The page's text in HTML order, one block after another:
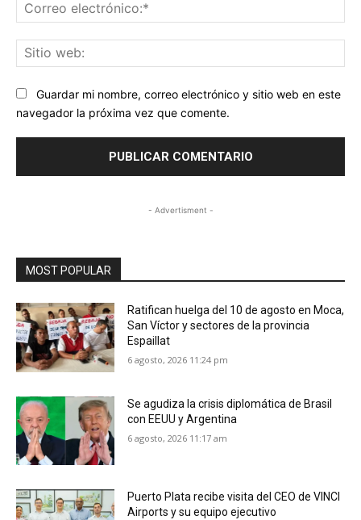
Guardar mi nombre, correo electrónico y sitio web en este
navegador la próxima vez que comente.
- Advertisment -
MOST POPULAR
Ratifican huelga del 10 de agosto en Moca,
San Víctor y sectores de la provincia
Espaillat
6 agosto, 2026 11:24 pm
Se agudiza la crisis diplomática de Brasil
con EEUU y Argentina
6 agosto, 2026 11:17 am
Puerto Plata recibe visita del CEO de VINCI
Airports y su equipo ejecutivo